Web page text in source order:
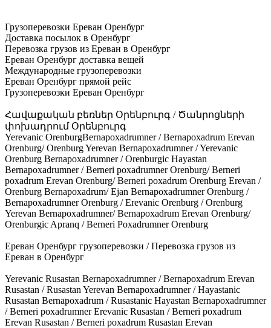
Грузоперевозки Ереван Оренбург
Доставка посылок в Оренбург
Перевозка грузов из Ереван в Оренбург
Ереван Оренбург доставка вещей
Международные грузоперевозки
Ереван Оренбург прямой рейс
Грузоперевозки Ереван Оренбург
Հավաքական բեռներ Օրենբուրգ / Ծանրոցների
փոխադրում Օրենբուրգ
Yerevanic OrenburgBernapoxadrumner / Bernapoxadrum Erevan
Orenburg/ Orenburg Yerevan Bernapoxadrumner / Yerevanic
Orenburg Bernapoxadrumner / Orenburgic Hayastan
Bernapoxadrumner / Berneri poxadrumner Orenburg/ Berneri
poxadrum Erevan Orenburg/ Berneri poxadrum Orenburg Erevan /
Orenburg Bernapoxadrum/ Ejan Bernapoxadrumner Orenburg /
Bernapoxadrumner Orenburg / Erevanic Orenburg / Orenburg
Yerevan Bernapoxadrumner/ Bernapoxadrum Erevan Orenburg/
Orenburgic Apranq / Berneri Poxadrumner Orenburg
Ереван Оренбург грузоперевозки / Перевозка грузов из
Ереван в Оренбург
Yerevanic Rusastan Bernapoxadrumner / Bernapoxadrum Erevan
Rusastan / Rusastan Yerevan Bernapoxadrumner / Hayastanic
Rusastan Bernapoxadrum / Rusastanic Hayastan Bernapoxadrumner
/ Berneri poxadrumner Erevanic Rusastan / Berneri poxadrum
Erevan Rusastan / Berneri poxadrum Rusastan Erevan